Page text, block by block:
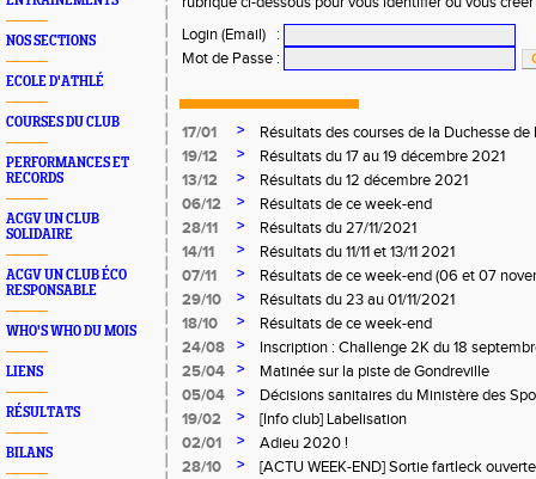
NOS SECTIONS
ECOLE D'ATHLÉ
COURSES DU CLUB
PERFORMANCES ET
RECORDS
ACGV UN CLUB
SOLIDAIRE
ACGV UN CLUB ÉCO
RESPONSABLE
WHO'S WHO DU MOIS
LIENS
RÉSULTATS
BILANS
Login (Email)
:
Mot de Passe :
17/01 >
Résultats des courses de la Duchesse
19/12
>
Résultats du 17 au 19 décembre 2021
13/12
>
Résultats du 12 décembre 2021
06/12
>
Résultats de ce week-end
28/11
>
Résultats du 27/11/2021
14/11
>
Résultats du 11/11 et 13/11 2021
07/11
>
Résultats de ce week-end (06 et 07
29/10
>
Résultats du 23 au 01/11/2021
18/10
>
Résultats de ce week-end
24/08
>
Inscription : Challenge 2K du 18
25/04
>
Matinée sur la piste de Gondreville
05/04
>
Décisions sanitaires du Ministère des
19/02
>
[Info club] Labelisation
02/01
>
Adieu 2020 !
28/10
>
[ACTU WEEK-END] Sortie fartleck